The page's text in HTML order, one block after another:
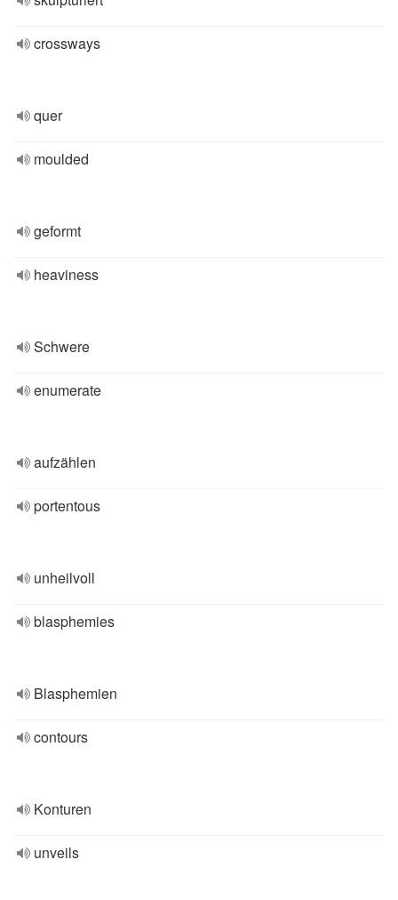
crossways
quer
moulded
geformt
heaviness
Schwere
enumerate
aufzählen
portentous
unheilvoll
blasphemies
Blasphemien
contours
Konturen
unveils